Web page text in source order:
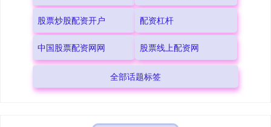
股票炒股配资开户 配资杠杆
中国股票配资网网 股票线上配资网
全部话题标签